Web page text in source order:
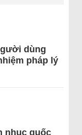
dùng
pháp lý
nhục quốc